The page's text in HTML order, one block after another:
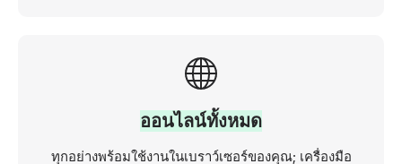
ออนไลน์ทั้งหมด
ทุกอย่างพร้อมใช้งานในเบราว์เซอร์ของคุณ; เครื่องมือ